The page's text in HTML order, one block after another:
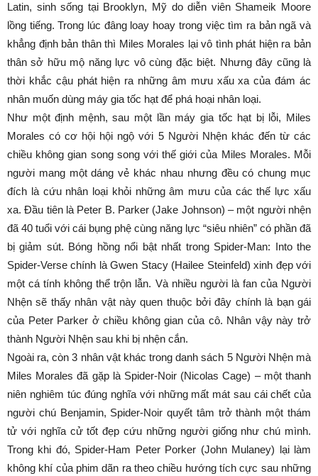
Latin, sinh sống tại Brooklyn, Mỹ do diễn viên Shameik Moore
lồng tiếng. Trong lúc đâng loay hoay trong việc tìm ra bản ngã và
khẳng định bản thân thì Miles Morales lại vô tình phát hiện ra bản
thân sở hữu mộ năng lực vô cùng đặc biệt. Nhưng đây cũng là
thời khắc cậu phát hiện ra những âm mưu xấu xa của đám ác
nhân muốn dùng máy gia tốc hạt để phá hoại nhân loại.
Như một định mệnh, sau một lần máy gia tốc hạt bị lỗi, Miles
Morales có cơ hội hội ngộ với 5 Người Nhện khác đến từ các
chiều không gian song song với thế giới của Miles Morales. Mỗi
người mang một dáng vẻ khác nhau nhưng đều có chung mục
đích là cứu nhân loại khỏi những âm mưu của các thế lực xấu
xa. Đầu tiên là Peter B. Parker (Jake Johnson) – một người nhện
đã 40 tuổi với cái bụng phệ cùng năng lực “siêu nhiên” có phần đã
bị giảm sút. Bóng hồng nổi bật nhất trong Spider-Man: Into the
Spider-Verse chính là Gwen Stacy (Hailee Steinfeld) xinh đẹp với
một cá tính không thể trộn lẫn. Và nhiều người là fan của Người
Nhện sẽ thấy nhân vật này quen thuộc bởi đây chính là bạn gái
của Peter Parker ở chiều không gian của cô. Nhân vậy này trở
thành Người Nhện sau khi bị nhện cắn.
Ngoài ra, còn 3 nhân vật khác trong danh sách 5 Người Nhện mà
Miles Morales đã gặp là Spider-Noir (Nicolas Cage) – một thanh
niên nghiêm túc đúng nghĩa với những mất mát sau cái chết của
người chú Benjamin, Spider-Noir quyết tâm trở thành một thám
tử với nghĩa cử tốt đẹp cứu những người giống như chú mình.
Trong khi đó, Spider-Ham Peter Porker (John Mulaney) lại làm
không khí của phim dãn ra theo chiều hướng tích cực sau những